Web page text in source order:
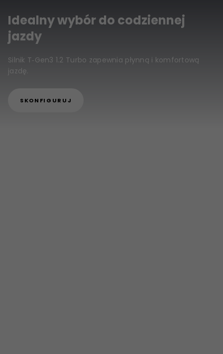
Idealny wybór do codziennej
jazdy
Silnik T‑Gen3 1.2 Turbo zapewnia płynną i komfortową
jazdę.
SKONFIGURUJ